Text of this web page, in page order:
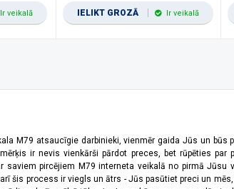
Ir veikalā IELIKT GROZĀ Ir veikalā
M79 atsaucīgie darbinieki, vienmēr gaida Jūs un
ir nevis vienkārši pārdot preces, bet rūpēties
saviem pircējiem M79 interneta veikalā no pirmā
šis process ir viegls un ātrs - Jūs pasūtiet preci un